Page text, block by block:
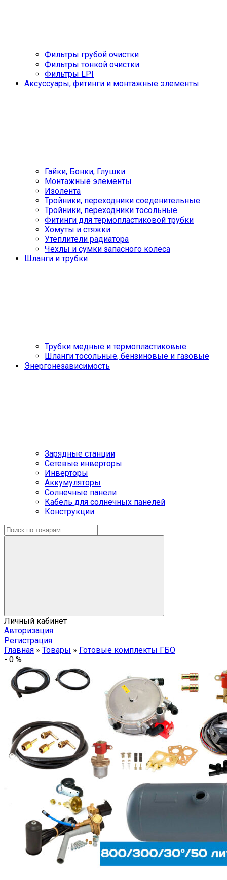
Фильтры грубой очистки
Фильтры тонкой очистки
Фильтры LPI
Аксуссуары, фитинги и монтажные элементы
Гайки, Бонки, Глушки
Монтажные элементы
Изолента
Тройники, переходники соеденительные
Тройники, переходники тосольные
Фитинги для термопластиковой трубки
Хомуты и стяжки
Утеплители радиатора
Чехлы и сумки запасного колеса
Шланги и трубки
Трубки медные и термопластиковые
Шланги тосольные, бензиновые и газовые
Энергонезависимость
Зарядные станции
Сетевые инверторы
Инверторы
Аккумуляторы
Солнечные панели
Кабель для солнечных панелей
Конструкции
Личный кабинет
Авторизация
Регистрация
Главная » Товары » Готовые комплекты ГБО
- 0 %